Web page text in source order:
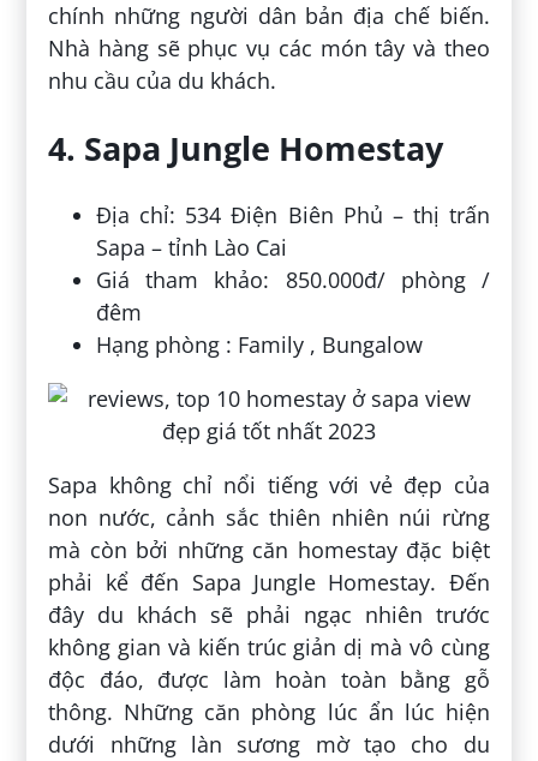
chính những người dân bản địa chế biến.
Nhà hàng sẽ phục vụ các món tây và theo
nhu cầu của du khách.
4. Sapa Jungle Homestay
Địa chỉ: 534 Điện Biên Phủ – thị trấn
Sapa – tỉnh Lào Cai
Giá tham khảo: 850.000đ/ phòng /
đêm
Hạng phòng : Family , Bungalow
Sapa không chỉ nổi tiếng với vẻ đẹp của
non nước, cảnh sắc thiên nhiên núi rừng
mà còn bởi những căn homestay đặc biệt
phải kể đến Sapa Jungle Homestay. Đến
đây du khách sẽ phải ngạc nhiên trước
không gian và kiến trúc giản dị mà vô cùng
độc đáo, được làm hoàn toàn bằng gỗ
thông. Những căn phòng lúc ẩn lúc hiện
dưới những làn sương mờ tạo cho du